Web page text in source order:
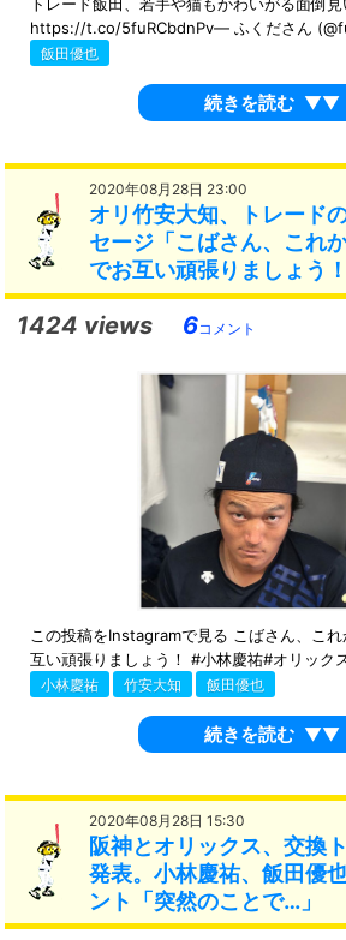
https://t.co/5fuRCbdnPv— ふくださん
飯田優也
続きを読む ▼▼
2020年08月28日 23:00
オリ竹安大知、トレード
セージ「こばさん、これ
でお互い頑張りましょう！
1424 views 6コメント
この投稿をInstagramで見る こばさん、こ
互い頑張りましょう！ #小林慶祐#オリック
小林慶祐 竹安大知 飯田優也
続きを読む ▼▼
2020年08月28日 15:30
阪神とオリックス、交換
発表。小林慶祐、飯田優
ント「突然のことで…」